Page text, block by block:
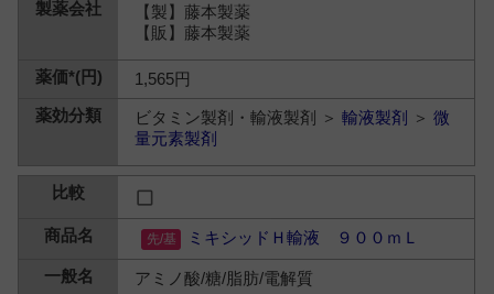
【製】藤本製薬
【販】藤本製薬
1,565円
ビタミン製剤・輸液製剤 ＞輸液製剤 ＞微
量元素製剤
ミキシッドＨ輸液 ９００ｍＬ
アミノ酸/糖/脂肪/電解質